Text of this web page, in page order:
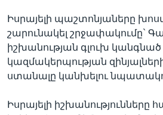
Իսրայելի պաշտոնյաները
շարունակել շրջափակումը`
իշխանության գլուխ
կազմակերպության
ստանալը կանխելու
Իսրայելի իշխանությունները